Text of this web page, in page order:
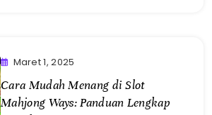
Maret 1, 2025
Cara Mudah Menang di Slot
Mahjong Ways: Panduan Lengkap